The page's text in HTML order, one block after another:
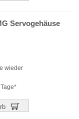
Servogehäuse
wieder